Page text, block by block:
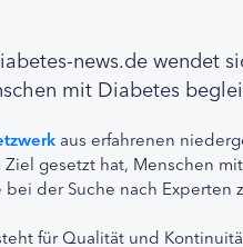
news.de wendet
mit Diabetes
aus erfahrenen
Ziel gesetzt hat, Menschen
der Suche nach
für Qualität und